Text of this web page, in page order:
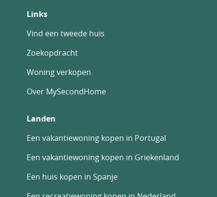
Links
Vind een tweede huis
Zoekopdracht
Woning verkopen
Over MySecondHome
Landen
Een vakantiewoning kopen in Portugal
Een vakantiewoning kopen in Griekenland
Een huis kopen in Spanje